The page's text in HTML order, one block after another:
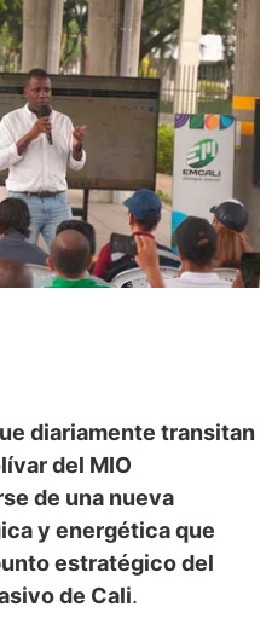
diariamente transitan
del MIO
de una nueva
y energética que
estratégico del
de Cali.